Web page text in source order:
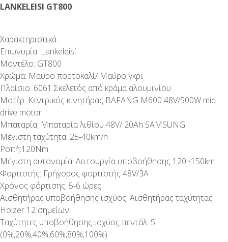
LANKELEISI GT800
Χαρακτηριστικά:
Επωνυμία: Lankeleisi
Μοντέλο: GT800
Χρώμα: Μαύρο πορτοκαλί/ Μαύρο γκρι
Πλαίσιο: 6061 Σκελετός από κράμα αλουμινίου
Μοτέρ: Κεντρικός κινητήρας BAFANG M600 48V/500W mid
drive motor
Μπαταρία: Μπαταρία λιθίου 48V/ 20Ah SAMSUNG
Μέγιστη ταχύτητα: 25-40km/h
Ροπή:120Nm
Μέγιστη αυτονομία: Λειτουργία υποβοήθησης 120~150km
Φορτιστής: Γρήγορος φορτιστής 48V/3A
Χρόνος φόρτισης: 5-6 ώρες
Αισθητήρας υποβοήθησης ισχύος: Αισθητήρας ταχύτητας
Holzer 12 σημείων
Ταχύτητες υποβοήθησης ισχύος πεντάλ: 5
(0%,20%,40%,60%,80%,100%)